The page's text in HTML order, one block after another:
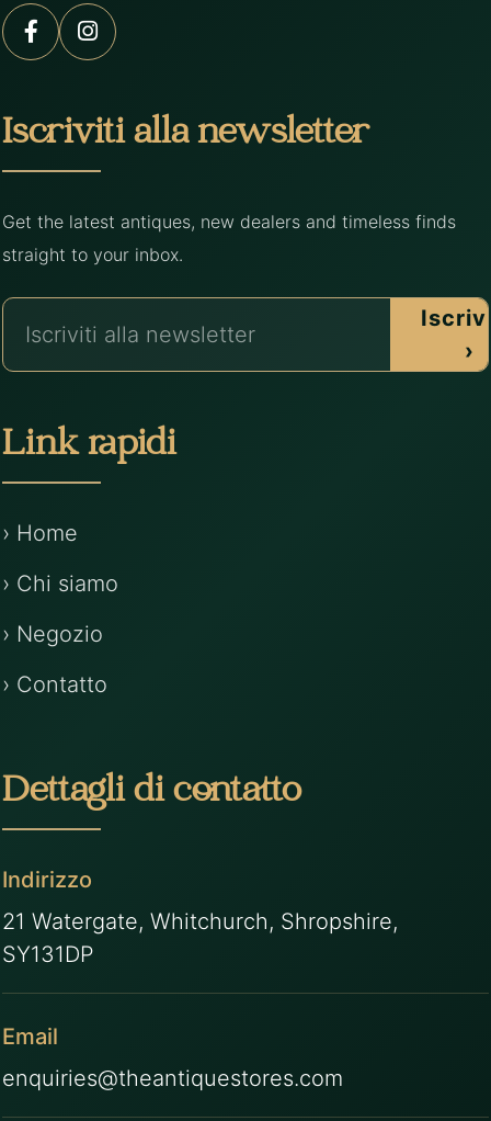
Iscriviti alla newsletter
Get the latest antiques, new dealers and timeless finds
straight to your inbox.
›
Link rapidi
› Home
› Chi siamo
› Negozio
› Contatto
Dettagli di contatto
Indirizzo
21 Watergate, Whitchurch, Shropshire,
SY131DP
Email
enquiries@theantiquestores.com